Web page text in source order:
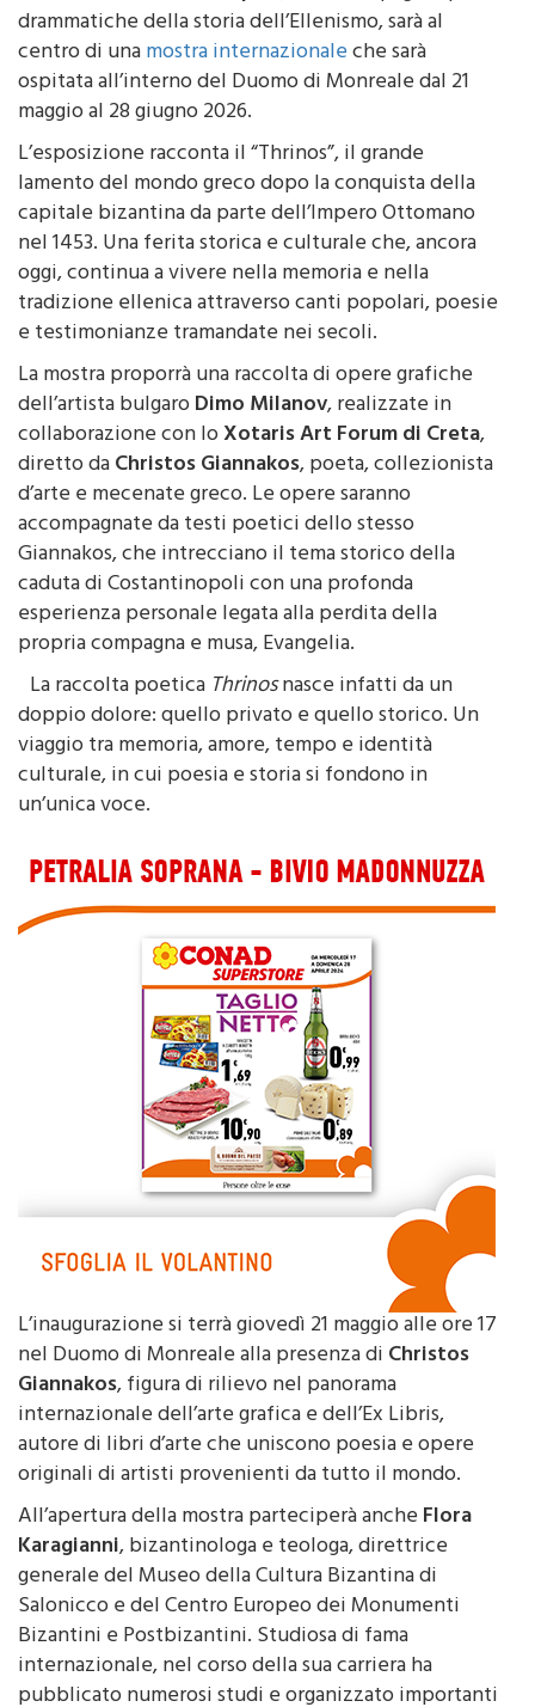
La caduta diCostantinopoli, una delle pagine più
drammatiche della storia dell’Ellenismo, sarà al
centro di unamostra internazionaleche sarà
ospitata all’interno del Duomo di Monreale dal 21
maggio al 28 giugno 2026.
L’esposizione racconta il “Thrinos”, il grande
lamento del mondo greco dopo la conquista della
capitale bizantina da parte dell’Impero Ottomano
nel 1453. Una ferita storica e culturale che, ancora
oggi, continua a vivere nella memoria e nella
tradizione ellenica attraverso canti popolari, poesie
e testimonianze tramandate nei secoli.
La mostra proporrà una raccolta di opere grafiche
dell’artista bulgaroDimo Milanov, realizzate in
collaborazione con loXotaris Art Forum di Creta,
diretto daChristos Giannakos, poeta, collezionista
d’arte e mecenate greco. Le opere saranno
accompagnate da testi poetici dello stesso
Giannakos, che intrecciano il tema storico della
caduta di Costantinopoli con una profonda
esperienza personale legata alla perdita della
propria compagna e musa, Evangelia.
La raccolta poeticaThrinosnasce infatti da un
doppio dolore: quello privato e quello storico. Un
viaggio tra memoria, amore, tempo e identità
culturale, in cui poesia e storia si fondono in
L’inaugurazione si terrà giovedì 21 maggio alle ore 17
nel Duomo di Monreale alla presenza diChristos
Giannakos, figura di rilievo nel panorama
internazionale dell’arte grafica e dell’Ex Libris,
autore di libri d’arte che uniscono poesia e opere
originali di artisti provenienti da tutto il mondo.
All’apertura della mostra parteciperà ancheFlora
Karagianni, bizantinologa e teologa, direttrice
generale del Museo della Cultura Bizantina di
Salonicco e del Centro Europeo dei Monumenti
Bizantini e Postbizantini. Studiosa di fama